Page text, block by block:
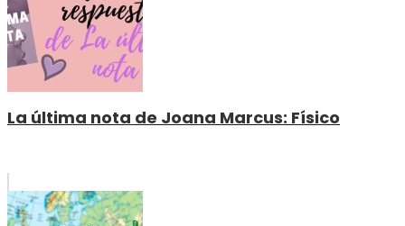
La última nota de Joana Marcus: Físico